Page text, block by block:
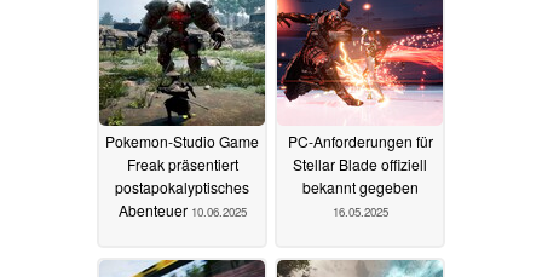
Pokemon-Studio Game
Freak präsentiert
postapokalyptisches
Abenteuer 10.06.2025
PC-Anforderungen für
Stellar Blade offiziell
bekannt gegeben
16.05.2025